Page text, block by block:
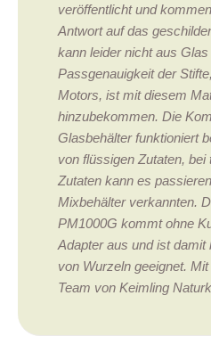
veröffentlicht und
Antwort auf das
kann leider nicht aus
Passgenauigkeit der
Motors, ist mit diesem
hinzubekommen. Die
Glasbehälter funktioniert
von flüssigen Zutaten,
Zutaten kann es
Mixbehälter verkannten.
PM1000G kommt ohne
Adapter aus und ist
von Wurzeln geeignet.
Team von Keimling